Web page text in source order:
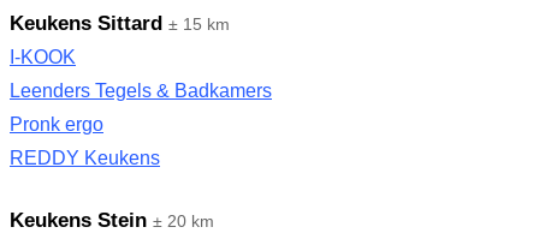
Keukens Sittard ± 15 km
I-KOOK
Leenders Tegels & Badkamers
Pronk ergo
REDDY Keukens
Keukens Stein ± 20 km